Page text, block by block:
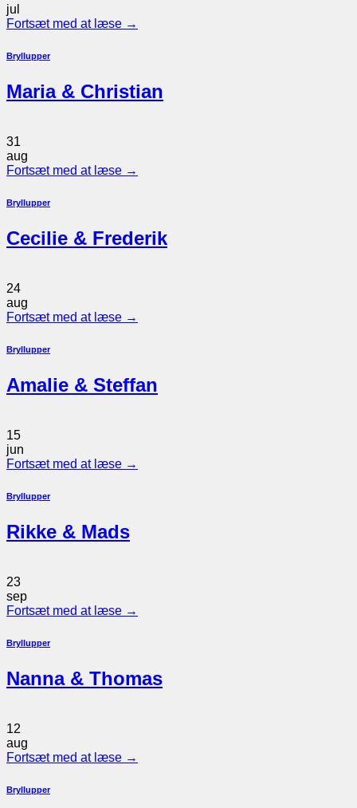
jul
Fortsæt med at læse →
Bryllupper
Maria & Christian
31
aug
Fortsæt med at læse →
Bryllupper
Cecilie & Frederik
24
aug
Fortsæt med at læse →
Bryllupper
Amalie & Steffan
15
jun
Fortsæt med at læse →
Bryllupper
Rikke & Mads
23
sep
Fortsæt med at læse →
Bryllupper
Nanna & Thomas
12
aug
Fortsæt med at læse →
Bryllupper